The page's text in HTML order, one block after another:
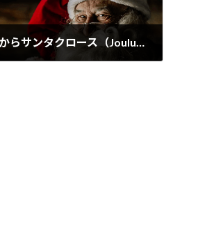
フィンランドからサンタクロース（Joulupukki）が北杜市にやってくる！